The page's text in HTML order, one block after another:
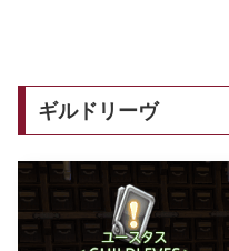
ギルドリーヴ